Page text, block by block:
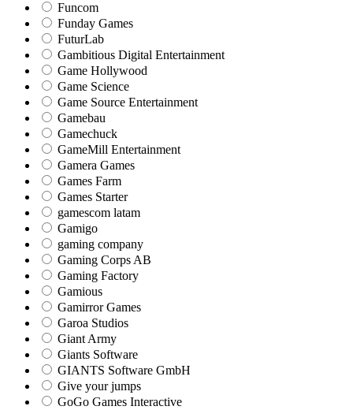
Funcom
Funday Games
FuturLab
Gambitious Digital Entertainment
Game Hollywood
Game Science
Game Source Entertainment
Gamebau
Gamechuck
GameMill Entertainment
Gamera Games
Games Farm
Games Starter
gamescom latam
Gamigo
gaming company
Gaming Corps AB
Gaming Factory
Gamious
Gamirror Games
Garoa Studios
Giant Army
Giants Software
GIANTS Software GmbH
Give your jumps
GoGo Games Interactive